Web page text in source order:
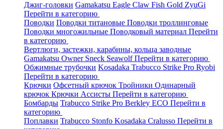
Джиг-головки Gamakatsu Eagle Claw Fish Gold ZyuGi
Перейти в категорию
Поводки Поводки титановые Поводки троллинговые
Поводки многожильные Поводковый материал Перейти
в категорию
Вертлюги, застежки, карабины, кольца заводные
Gamakatsu Owner Sneck SeawolfПерейти в категорию
Обжимные трубочки Kosadaka Trabucco Strike Pro Ryobi
Перейти в категорию
Крючки Офсетный крючок Тройники Одинарный
крючок Крючки Ассисты Перейти в категорию
Бомбарды Trabucco Strike Pro Berkley ECO Перейти в
категорию
Поплавки Trabucco Stonfo Kosadaka Cralusso Перейти в